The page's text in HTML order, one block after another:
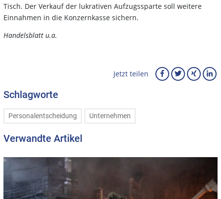
Tisch. Der Verkauf der lukrativen Aufzugssparte soll weitere
Einnahmen in die Konzernkasse sichern.
Handelsblatt u.a.
Jetzt teilen
Schlagworte
Personalentscheidung Unternehmen
Verwandte Artikel